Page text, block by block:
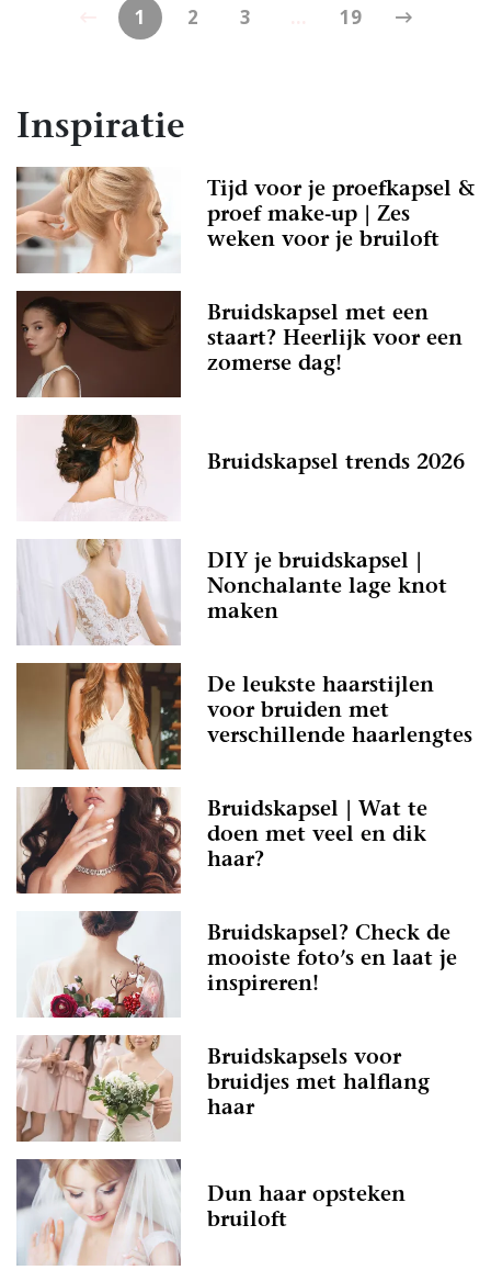
1 2 3 19
Inspiratie
Tijd voor je proefkapsel &
proef make-up | Zes
weken voor je bruiloft
Bruidskapsel met een
staart? Heerlijk voor een
zomerse dag!
Bruidskapsel trends 2026
DIY je bruidskapsel |
Nonchalante lage knot
maken
De leukste haarstijlen
voor bruiden met
verschillende haarlengtes
Bruidskapsel | Wat te
doen met veel en dik
haar?
Bruidskapsel? Check de
mooiste foto’s en laat je
inspireren!
Bruidskapsels voor
bruidjes met halflang
haar
Dun haar opsteken
bruiloft